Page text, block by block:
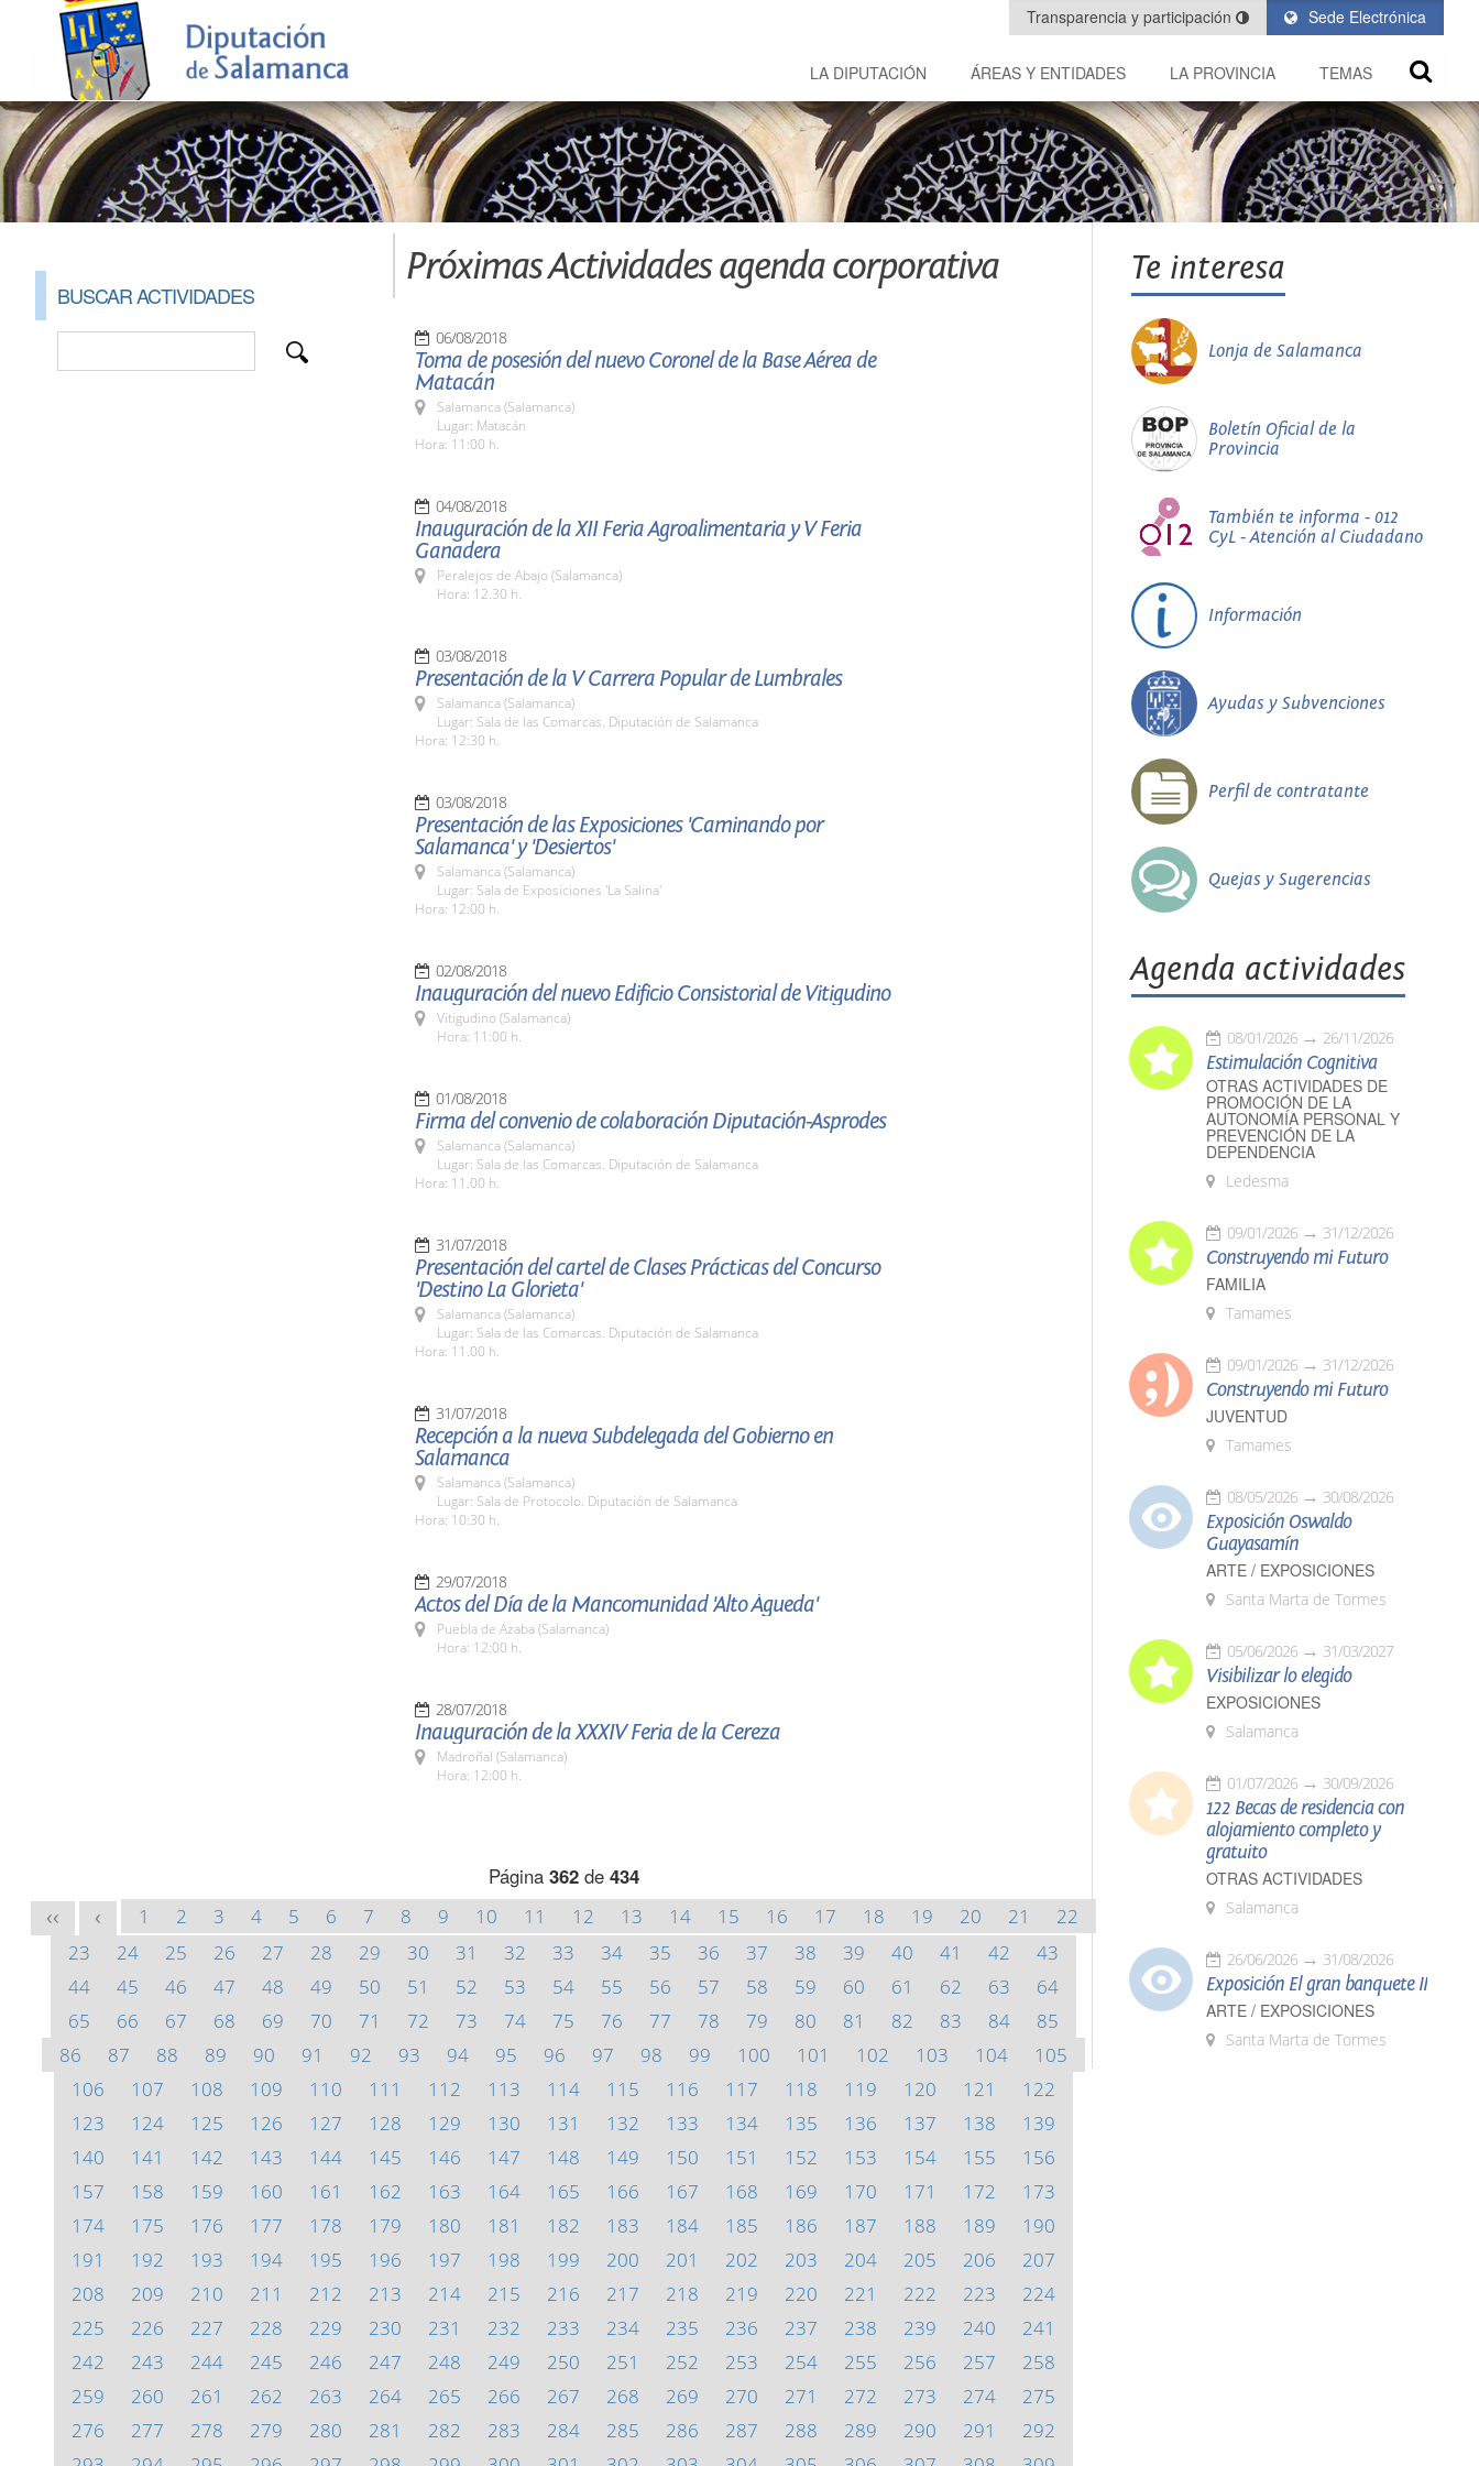
Sede Electrónica
Transparencia y participación
LA DIPUTACIÓN ÁREAS Y ENTIDADES LA PROVINCIA TEMAS
BUSCAR ACTIVIDADES
Próximas Actividades agenda corporativa
06/08/2018
Toma de posesión del nuevo Coronel de la Base Aérea de
Matacán
Salamanca (Salamanca)
Lugar: Matacán
Hora: 11:00 h.
04/08/2018
Inauguración de la XII Feria Agroalimentaria y V Feria
Ganadera
Peralejos de Abajo (Salamanca)
Hora: 12.30 h.
03/08/2018
Presentación de la V Carrera Popular de Lumbrales
Salamanca (Salamanca)
Lugar: Sala de las Comarcas. Diputación de Salamanca
Hora: 12:30 h.
03/08/2018
Presentación de las Exposiciones 'Caminando por
Salamanca' y 'Desiertos'
Salamanca (Salamanca)
Lugar: Sala de Exposiciones 'La Salina'
Hora: 12:00 h.
02/08/2018
Inauguración del nuevo Edificio Consistorial de Vitigudino
Vitigudino (Salamanca)
Hora: 11:00 h.
01/08/2018
Firma del convenio de colaboración Diputación-Asprodes
Salamanca (Salamanca)
Lugar: Sala de las Comarcas. Diputación de Salamanca
Hora: 11.00 h.
31/07/2018
Presentación del cartel de Clases Prácticas del Concurso
'Destino La Glorieta'
Salamanca (Salamanca)
Lugar: Sala de las Comarcas. Diputación de Salamanca
Hora: 11.00 h.
31/07/2018
Recepción a la nueva Subdelegada del Gobierno en
Salamanca
Salamanca (Salamanca)
Lugar: Sala de Protocolo. Diputación de Salamanca
Hora: 10:30 h.
29/07/2018
Actos del Día de la Mancomunidad 'Alto Águeda'
Puebla de Azaba (Salamanca)
Hora: 12:00 h.
28/07/2018
Inauguración de la XXXIV Feria de la Cereza
Madroñal (Salamanca)
Hora: 12:00 h.
Página 362de 434
<< < 1 2 3 4 5 6 7 8 9 10 11 12 13 14 15 16 17 18 19 20 21
22
23
24 25 26 27 28 29 30 31 32 33 34 35 36 37 38 39 40 41 42
43
44
45 46 47 48 49 50 51 52 53 54 55 56 57 58 59 60 61 62 63
64
65
66 67 68 69 70 71 72 73 74 75 76 77 78 79 80 81 82 83 84
85
86
87 88 89 90 91 92 93 94 95 96 97 98 99 100 101 102 103 104
105
106
107 108 109 110 111 112 113 114 115 116 117 118 119 120 121
122
123
124 125 126 127 128 129 130 131 132 133 134 135 136 137 138
139
140
141 142 143 144 145 146 147 148 149 150 151 152 153 154 155
156
157
158 159 160 161 162 163 164 165 166 167 168 169 170 171 172
173
174
175 176 177 178 179 180 181 182 183 184 185 186 187 188 189
190
191
192 193 194 195 196 197 198 199 200 201 202 203 204 205 206
207
208
209 210 211 212 213 214 215 216 217 218 219 220 221 222 223
224
225
226 227 228 229 230 231 232 233 234 235 236 237 238 239 240
241
242
243 244 245 246 247 248 249 250 251 252 253 254 255 256 257
258
259
260 261 262 263 264 265 266 267 268 269 270 271 272 273 274
275
276
277 278 279 280 281 282 283 284 285 286 287 288 289 290 291
292
Te interesa
Lonja de Salamanca
Boletín Oficial de la
Provincia
También te informa - 012
CyL - Atención al Ciudadano
Información
Ayudas y Subvenciones
Perfil de contratante
Quejas y Sugerencias
Agenda actividades
08/01/2026 26/11/2026
Estimulación Cognitiva
OTRAS ACTIVIDADES DE
PROMOCIÓN DE LA
AUTONOMÍA PERSONAL Y
PREVENCIÓN DE LA
DEPENDENCIA
Ledesma
09/01/2026 31/12/2026
Construyendo mi Futuro
FAMILIA
Tamames
09/01/2026 31/12/2026
Construyendo mi Futuro
JUVENTUD
Tamames
08/05/2026 30/08/2026
Exposición Oswaldo
Guayasamín
ARTE / EXPOSICIONES
Santa Marta de Tormes
05/06/2026 31/03/2027
Visibilizar lo elegido
EXPOSICIONES
Salamanca
01/07/2026 30/09/2026
122 Becas de residencia con
alojamiento completo y
gratuito
OTRAS ACTIVIDADES
Salamanca
26/06/2026 31/08/2026
Exposición El gran banquete II
ARTE / EXPOSICIONES
Santa Marta de Tormes